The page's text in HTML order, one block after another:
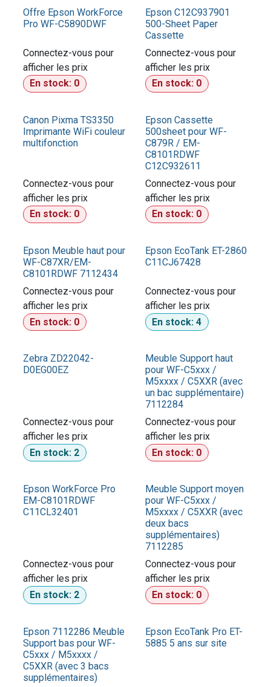
Offre Epson WorkForce
Pro WF-C5890DWF
Connectez-vous pour
afficher les prix​
En stock: 0
Epson C12C937901
500-Sheet Paper
Cassette
Connectez-vous pour
afficher les prix​
En stock: 0
Canon Pixma TS3350
Imprimante WiFi couleur
multifonction
Connectez-vous pour
afficher les prix​
En stock: 0
Epson Cassette
500sheet pour WF-
C879R / EM-
C8101RDWF
C12C932611
Connectez-vous pour
afficher les prix​
En stock: 0
Epson Meuble haut pour
WF-C87XR/EM-
C8101RDWF 7112434
Connectez-vous pour
afficher les prix​
En stock: 0
Epson EcoTank ET-2860
C11CJ67428
Connectez-vous pour
afficher les prix​
En stock:4
Promo
Zebra ZD22042-
D0EG00EZ
Connectez-vous pour
afficher les prix​
En stock: 2
Meuble Support haut
pour WF-C5xxx /
M5xxxx / C5XXR (avec
un bac supplémentaire)
7112284
Connectez-vous pour
afficher les prix​
En stock: 0
Promo
Epson WorkForce Pro
EM-C8101RDWF
C11CL32401
Connectez-vous pour
afficher les prix​
En stock: 2
Meuble Support moyen
pour WF-C5xxx /
M5xxxx / C5XXR (avec
deux bacs
supplémentaires)
7112285
Connectez-vous pour
afficher les prix​
En stock: 0
Epson 7112286 Meuble
Support bas pour WF-
C5xxx / M5xxxx /
C5XXR (avec 3 bacs
supplémentaires)
Epson EcoTank Pro ET-
5885 5 ans sur site